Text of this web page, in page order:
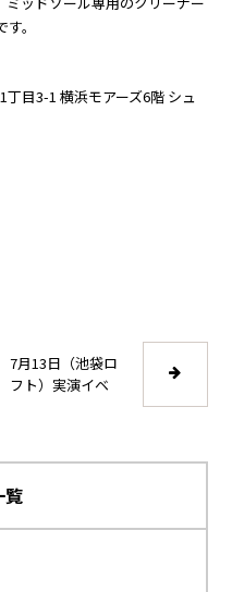
。
目3-1 横浜モアーズ6階 シュ
7月13日（池袋ロ
フト）実演イベ
覧